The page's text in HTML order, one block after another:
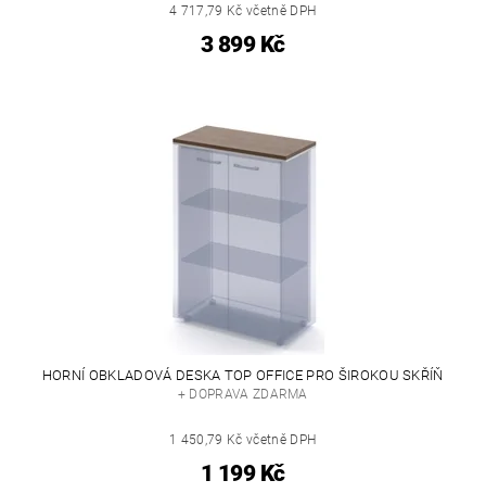
4 717,79 Kč včetně DPH
3 899 Kč
HORNÍ OBKLADOVÁ DESKA TOP OFFICE PRO ŠIROKOU SKŘÍŇ
+ DOPRAVA ZDARMA
1 450,79 Kč včetně DPH
1 199 Kč